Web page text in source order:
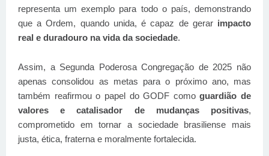
representa um exemplo para todo o país, demonstrando
que a Ordem, quando unida, é capaz de gerar impacto
real e duradouro na vida da sociedade.
Assim, a Segunda Poderosa Congregação de 2025 não
apenas consolidou as metas para o próximo ano, mas
também reafirmou o papel do GODF comoguardião de
valores e catalisador de mudanças positivas,
comprometido em tornar a sociedade brasiliense mais
justa, ética, fraterna e moralmente fortalecida.